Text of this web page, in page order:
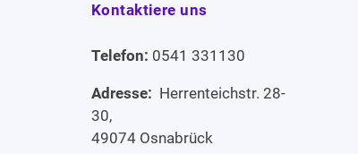
Kontaktiere uns
Telefon: 0541 331130
Adresse: Herrenteichstr. 28-
30,
49074 Osnabrück